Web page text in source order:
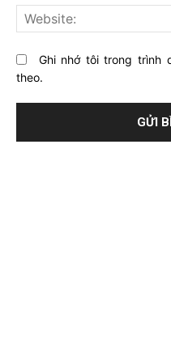
này?
Ghi nhớ tôi trong trình
theo.